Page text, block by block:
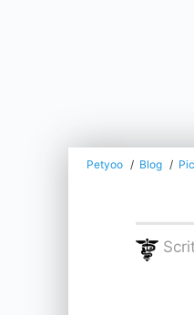
Petyoo Blog